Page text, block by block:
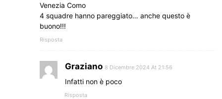
Venezia Como
4 squadre hanno pareggiato… anche questo è
buono!!!
Risposta
Graziano 8 Dicembre 2024 At 21:56
Infatti non è poco
Risposta